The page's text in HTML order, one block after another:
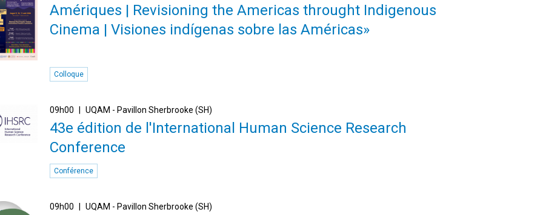
Amériques | Revisioning the Americas throught Indigenous
Cinema | Visiones indígenas sobre las Américas»
Colloque
09h00 UQAM - Pavillon Sherbrooke (SH)
43e édition de l'International Human Science Research
Conference
Conférence
09h00 UQAM - Pavillon Sherbrooke (SH)